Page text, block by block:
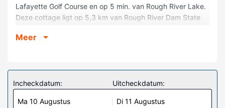
Lafayette Golf Course en op 5 min. van Rough River Lake.
Deze cottage ligt op 5,3 km van Rough River Dam State
Kamers
airconditioning en een keuken met een oven en een
kookplaat. Er zijn verschillende voorzieningen aanwezig,
waaronder een magnetron en een wasmachine.
Meer
Incheckdatum:
Ma 10 Augustus
Uitcheckdatum:
Di 11 Augustus